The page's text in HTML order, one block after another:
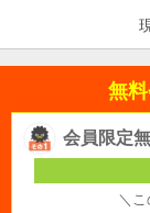
無
会員限定
＼